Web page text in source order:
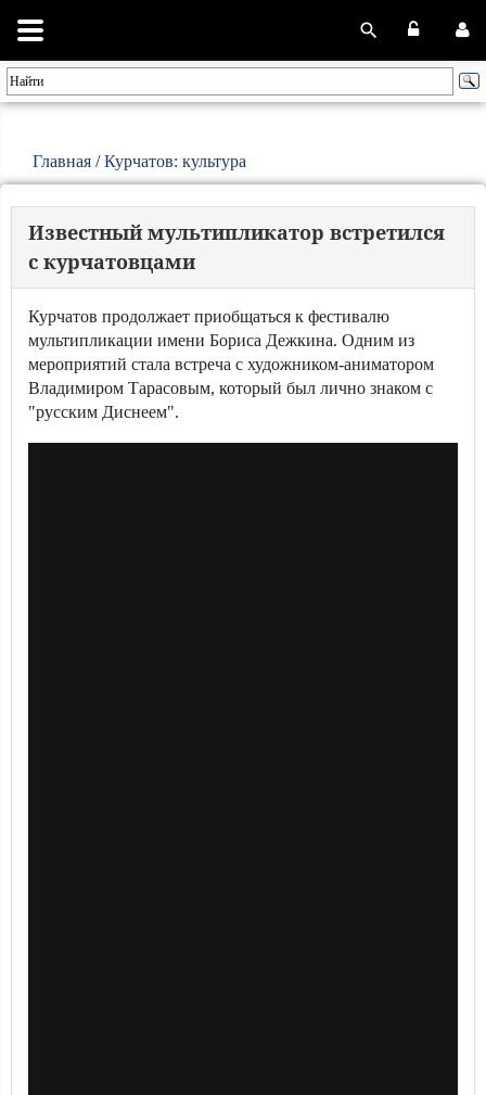
Главная /Курчатов: культура
Известный мультипликатор встретился
с курчатовцами
Курчатов продолжает приобщаться к фестивалю
мультипликации имени Бориса Дежкина. Одним из
мероприятий стала встреча с художником-аниматором
Владимиром Тарасовым, который был лично знаком с
"русским Диснеем".